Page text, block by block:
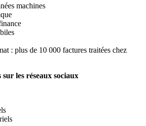
machines
: plus de 10 000 factures traitées chez
les réseaux sociaux